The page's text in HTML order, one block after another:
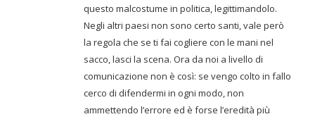
questo malcostume in politica, legittimandolo.
Negli altri paesi non sono certo santi, vale però
la regola che se ti fai cogliere con le mani nel
sacco, lasci la scena. Ora da noi a livello di
comunicazione non è così: se vengo colto in fallo
cerco di difendermi in ogni modo, non
ammettendo l’errore ed è forse l’eredità più